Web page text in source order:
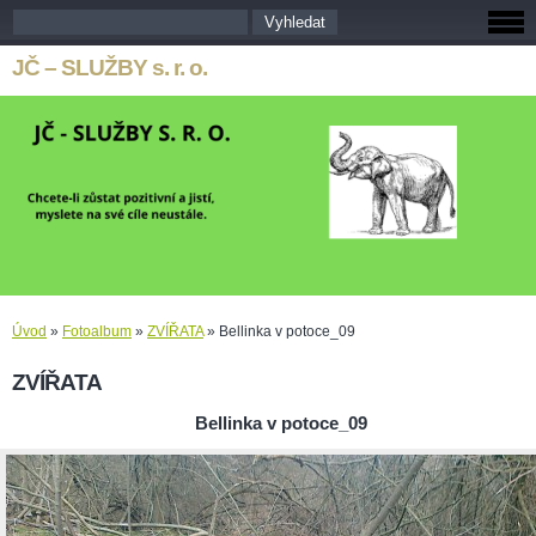
JČ – SLUŽBY s. r. o.
Úvod » Fotoalbum » ZVÍŘATA» Bellinka v potoce_09
ZVÍŘATA
Bellinka v potoce_09